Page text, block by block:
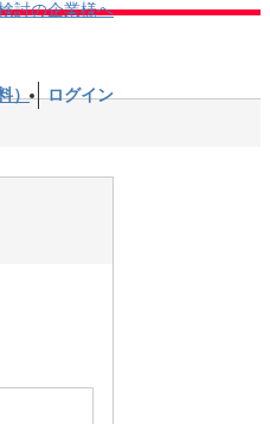
討の企業様へ
） ログイン